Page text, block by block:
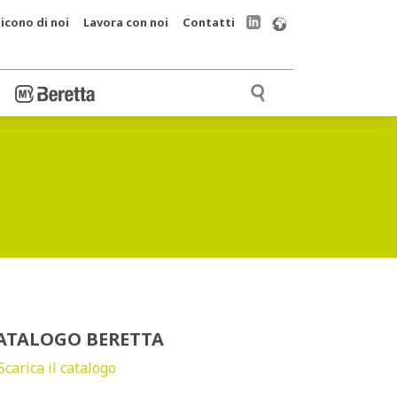
di noi Lavora con noi Contatti
BERETTA